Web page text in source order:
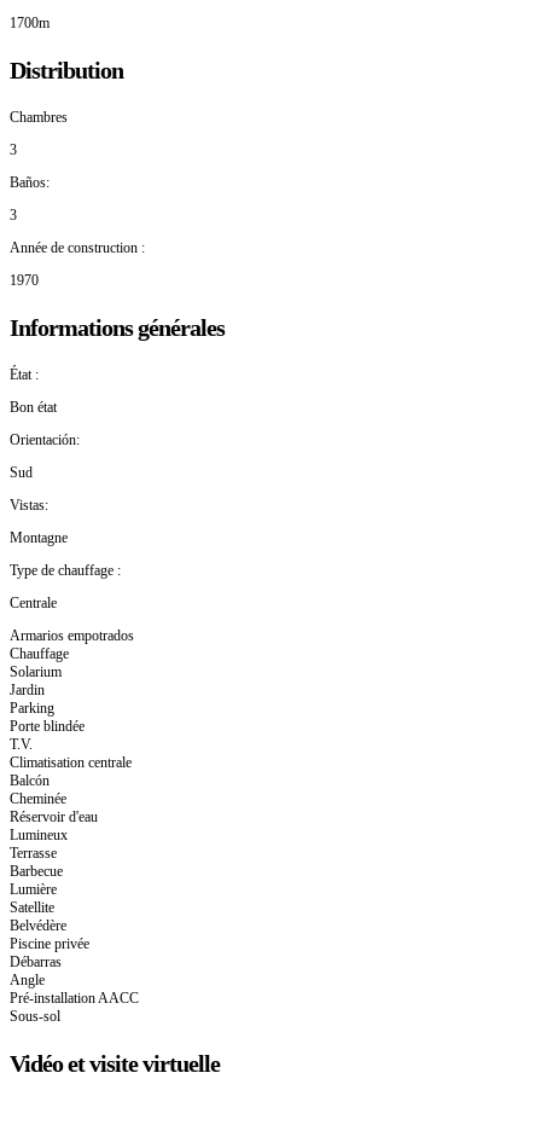
1700m
Distribution
Chambres
3
Baños:
3
Année de construction :
1970
Informations générales
État :
Bon état
Orientación:
Sud
Vistas:
Montagne
Type de chauffage :
Centrale
Armarios empotrados
Chauffage
Solarium
Jardin
Parking
Porte blindée
T.V.
Climatisation centrale
Balcón
Cheminée
Réservoir d'eau
Lumineux
Terrasse
Barbecue
Lumière
Satellite
Belvédère
Piscine privée
Débarras
Angle
Pré-installation AACC
Sous-sol
Vidéo et visite virtuelle